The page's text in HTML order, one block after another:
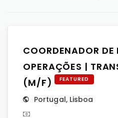
COORDENADOR
OPERAÇÕES |
(M/F)
FEATURED
Portugal, Lisboa